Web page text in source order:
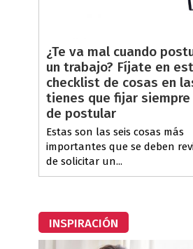
¿Te va mal cuando
un trabajo? Fíjate en
checklist de cosas en
tienes que fijar
de postular
Estas son las seis cosas más
importantes que se deben
de solicitar un...
INSPIRACIÓN